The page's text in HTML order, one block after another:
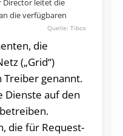
leitet die
die verfügbaren
Tibco
die
(„Grid“)
Treiber genannt.
Dienste auf den
die für Request-